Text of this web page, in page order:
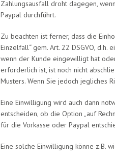
Zahlungsausfall droht dagegen,
Paypal durchführt.
Zu beachten ist ferner, dass die
Einzelfall“ gem. Art. 22 DSGVO, d.h.
wenn der Kunde eingewilligt hat
erforderlich ist, ist noch nicht
Musters. Wenn Sie jedoch jegliches
Eine Einwilligung wird auch dann
entscheiden, ob die Option „auf
für die Vorkasse oder Paypal
Eine solche Einwilligung könne z.B.